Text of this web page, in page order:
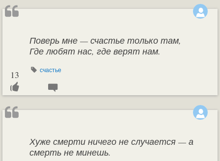
Поверь мне — счастье только там,
Где любят нас, где верят нам.
счастье
13
Хуже смерти ничего не случается — а
смерть не минешь.